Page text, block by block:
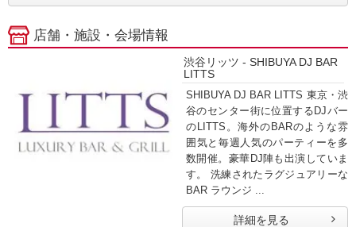
店舗・施設・会場情報
渋谷リッツ - SHIBUYA DJ BAR
LITTS
SHIBUYA DJ BAR LITTS 東京・渋
谷のセンター街に位置するDJバー
のLITTS。海外のBARのような雰
囲気と毎週人気のパーティーを多
数開催。豪華DJ陣も出演していま
す。 洗練されたラグジュアリーな
BAR ラウンジ ...
詳細を見る